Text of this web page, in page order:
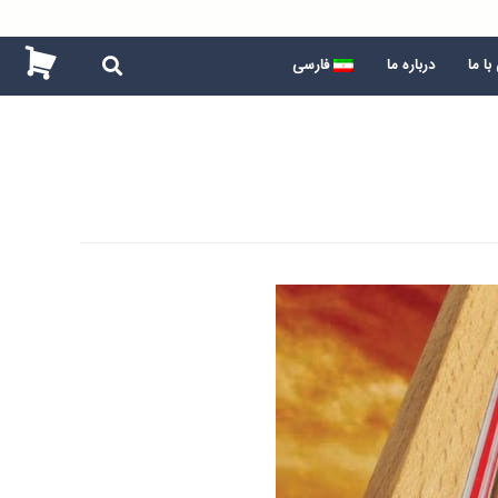
ما درباره ما فارسی